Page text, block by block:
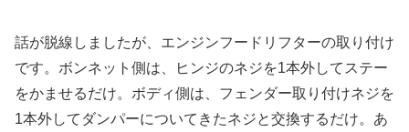
話が脱線しましたが、エンジンフードリフターの取り付け
です。ボンネット側は、ヒンジのネジを1本外してステー
をかませるだけ。ボディ側は、フェンダー取り付けネジを
1本外してダンパーについてきたネジと交換するだけ。あ